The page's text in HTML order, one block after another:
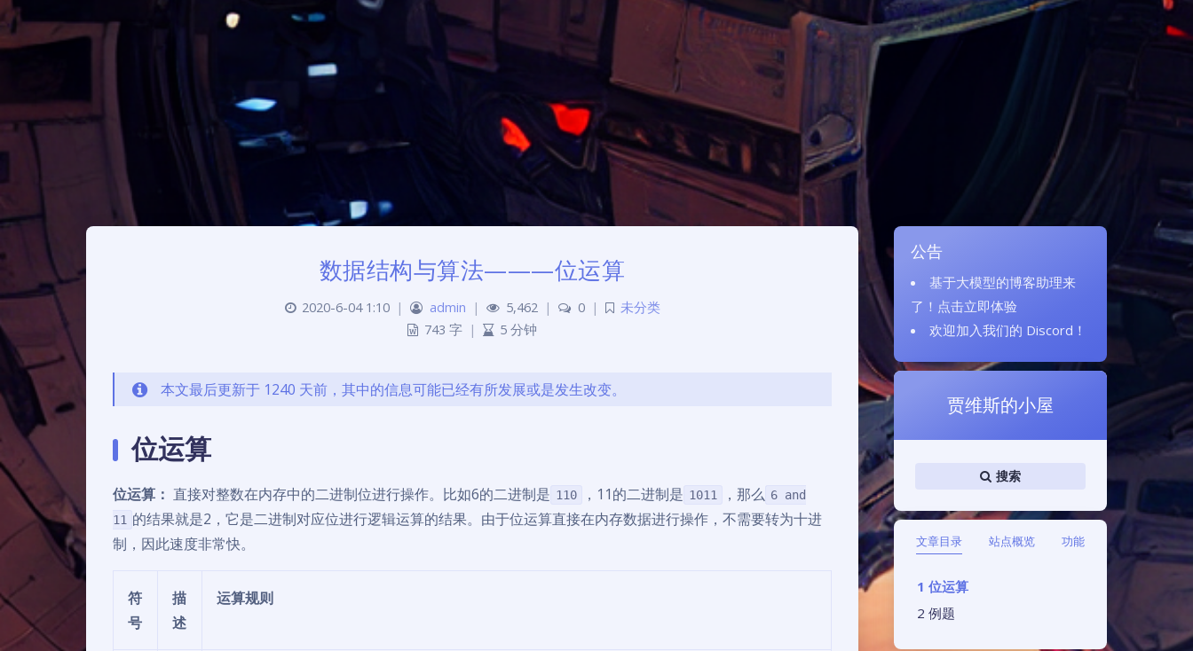
公告
基于大模型的博客助理来
了！ 点击立即体验
欢迎加入我们的 Discord ！
贾维斯的小屋
搜索
文章目录 站点概览 功能
位运算
例题
数据结构与算法———位运算
2020-6-04 1:10 | admin | 5,462 | 0 |
未分类
743 字 | 5 分钟
本文最后更新于 1240 天前，其中的信息可能已经有所发展或是发生改变。
位运算
位运算： 直接对整数在内存中的二进制位进行操作。比如6的二进制是 110 ，11的二进制是 1011 ，那么 6 and
11 的结果就是2，它是二进制对应位进行逻辑运算的结果。由于位运算直接在内存数据进行操作，不需要转为十进
制，因此速度非常快。
符
号
描
述
运算规则